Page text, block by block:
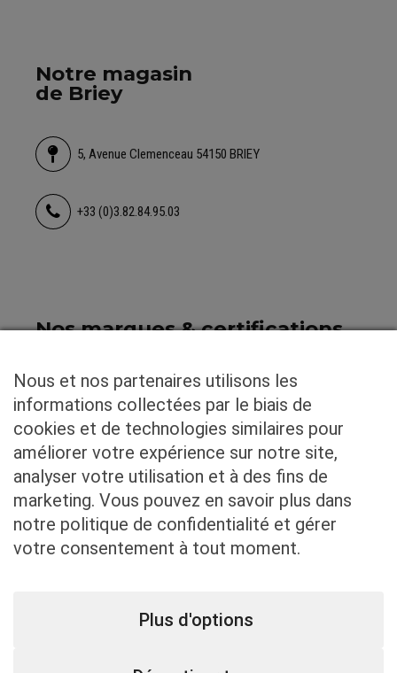
Notre magasin
de Briey
5, Avenue Clemenceau 54150 BRIEY
+33 (0)3.82.84.95.03
Nos marques & certifications
Nous et nos partenaires utilisons les
informations collectées par le biais de
cookies et de technologies similaires pour
améliorer votre expérience sur notre site,
analyser votre utilisation et à des fins de
marketing. Vous pouvez en savoir plus dans
notre politique de confidentialité et gérer
votre consentement à tout moment.
Plus d'options